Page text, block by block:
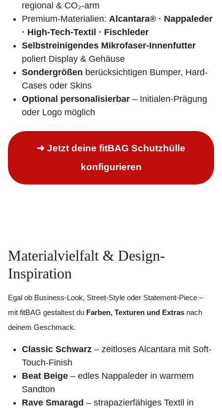
regional & CO₂-arm
Premium-Materialien: Alcantara® · Nappaleder
· High-Tech-Textil · Fischleder
Selbstreinigendes Mikrofaser-Innenfutter
poliert Display & Gehäuse
Sondergrößen berücksichtigen Bumper, Hard-
Cases oder Skins
Optional personalisierbar – Initialen-Prägung
oder Logo möglich
➜ Jetzt deine fitBAG Schutzhülle
konfigurieren
Materialvielfalt & Design-
Inspiration
Egal ob Business-Look, Street-Style oder Statement-Piece –
mit fitBAG gestaltest du Farben, Texturen und Extras nach
deinem Geschmack.
Classic Schwarz – zeitloses Alcantara mit Soft-
Touch-Finish
Beat Beige – edles Nappaleder in warmem
Sandton
Rave Smaragd – strapazierfähiges Textil in